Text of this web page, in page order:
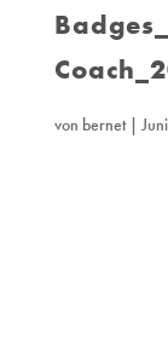
von bernet|